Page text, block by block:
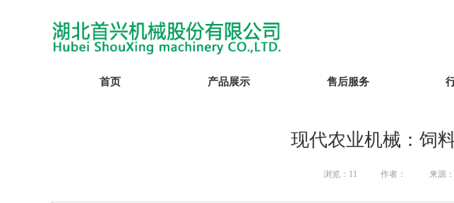
首页 产品展示 售后服务
现代农业机械：饲
浏览： 11 作者： 来源：